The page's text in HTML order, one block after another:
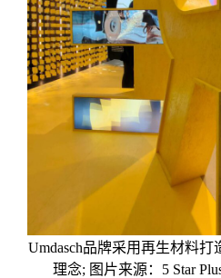
Umdasch品牌采用再生材料
理念; 图片来源：5 Star